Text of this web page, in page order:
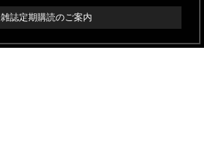
雑誌定期購読のご案内